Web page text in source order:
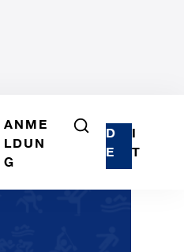
ANME
LDUN
G
D
E
I
T